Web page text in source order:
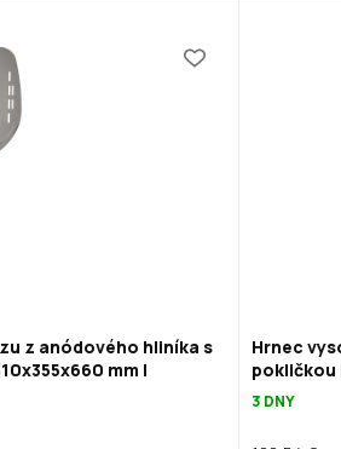
z anódového hliníka s
mm |
Hrnec
pokličkou
3 DNY